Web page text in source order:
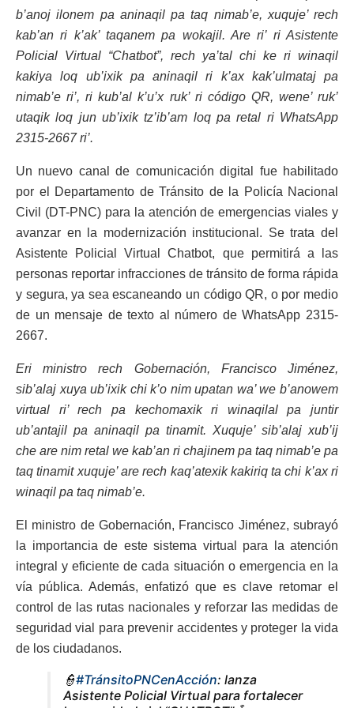
b’anoj ilonem pa aninaqil pa taq nimab’e, xuquje’ rech
kab’an ri k’ak’ taqanem pa wokajil. Are ri’ ri Asistente
Policial Virtual “Chatbot”, rech ya’tal chi ke ri winaqil
kakiya loq ub’ixik pa aninaqil ri k’ax kak’ulmataj pa
nimab’e ri’, ri kub’al k’u’x ruk’ ri código QR, wene’ ruk’
utaqik loq jun ub’ixik tz’ib’am loq pa retal ri WhatsApp
2315-2667 ri’.
Un nuevo canal de comunicación digital fue habilitado
por el Departamento de Tránsito de la Policía Nacional
Civil (DT-PNC) para la atención de emergencias viales y
avanzar en la modernización institucional. Se trata del
Asistente Policial Virtual Chatbot, que permitirá a las
personas reportar infracciones de tránsito de forma rápida
y segura, ya sea escaneando un código QR, o por medio
de un mensaje de texto al número de WhatsApp 2315-
2667.
Eri ministro rech Gobernación, Francisco Jiménez,
sib’alaj xuya ub’ixik chi k’o nim upatan wa’ we b’anowem
virtual ri’ rech pa kechomaxik ri winaqilal pa juntir
ub’antajil pa aninaqil pa tinamit. Xuquje’ sib’alaj xub’ij
che are nim retal we kab’an ri chajinem pa taq nimab’e pa
taq tinamit xuquje’ are rech kaq’atexik kakiriq ta chi k’ax ri
winaqil pa taq nimab’e.
El ministro de Gobernación, Francisco Jiménez, subrayó
la importancia de este sistema virtual para la atención
integral y eficiente de cada situación o emergencia en la
vía pública. Además, enfatizó que es clave retomar el
control de las rutas nacionales y reforzar las medidas de
seguridad vial para prevenir accidentes y proteger la vida
de los ciudadanos.
👮#TránsitoPNCenAcción: lanza
Asistente Policial Virtual para fortalecer